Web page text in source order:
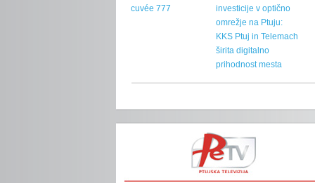
cuvée 777
investicije v optično
omrežje na Ptuju:
KKS Ptuj in Telemach
širita digitalno
prihodnost mesta